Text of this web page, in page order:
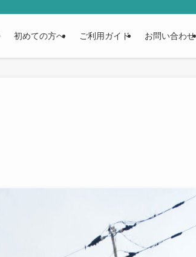
初めての方へ ご利用ガイド お問い合わせ